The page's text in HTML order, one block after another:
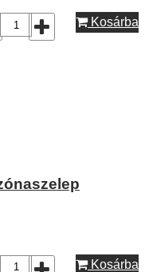
Kosárba
Kosárba